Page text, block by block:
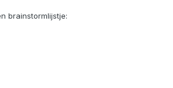
brainstormlijstje: